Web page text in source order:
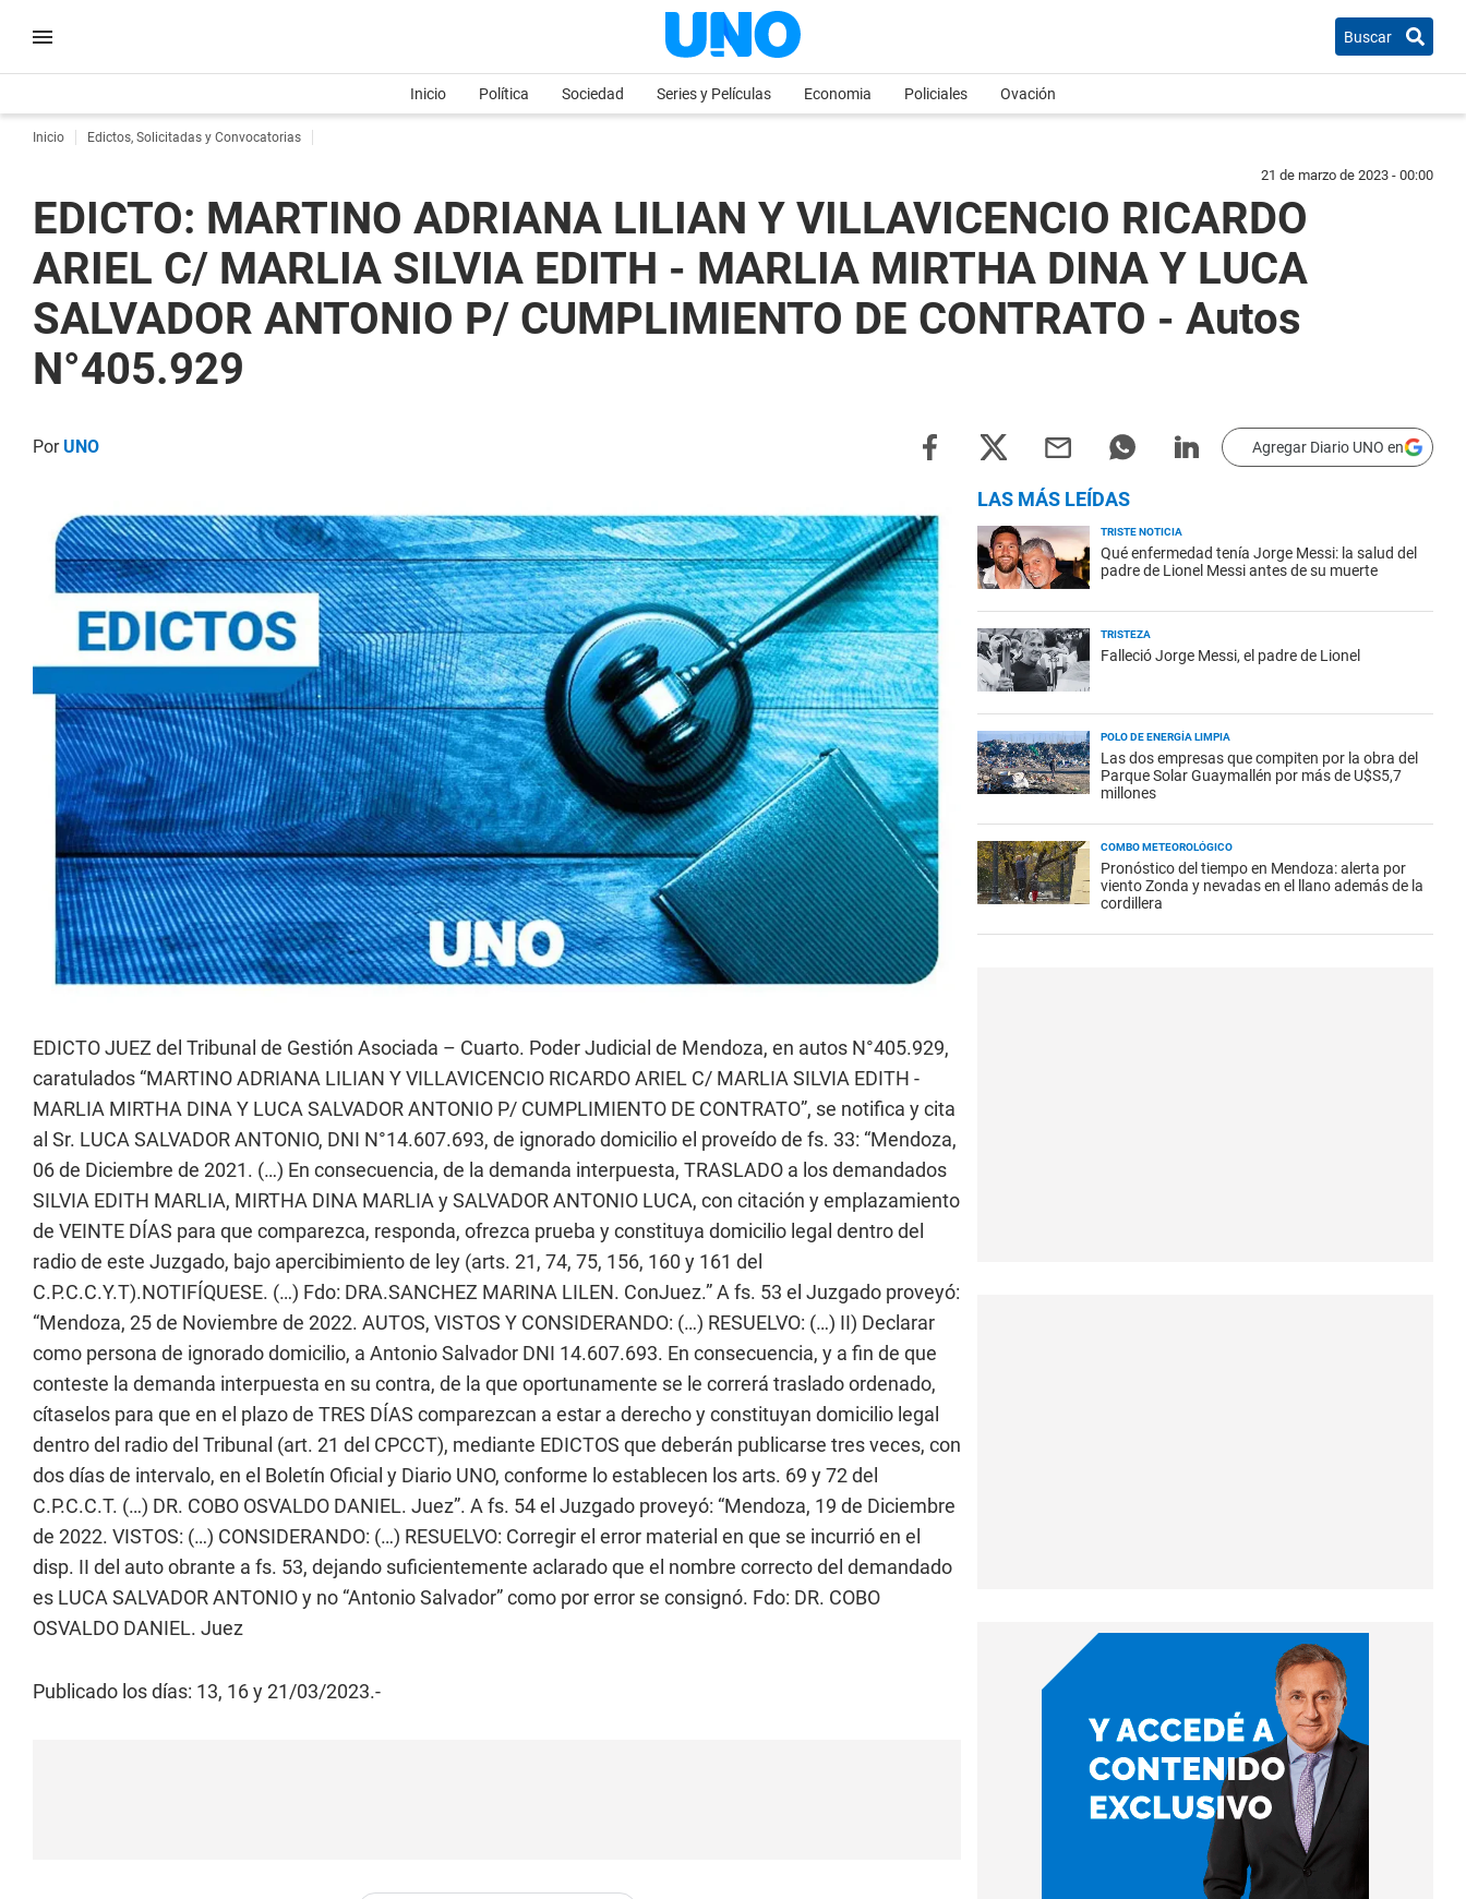
Buscar
Inicio Política Sociedad Series y Películas Economia Policiales Ovación
Inicio Edictos, Solicitadas y Convocatorias
21 de marzo de 2023 - 00:00
EDICTO: MARTINO ADRIANA LILIAN Y VILLAVICENCIO RICARDO
ARIEL C/ MARLIA SILVIA EDITH - MARLIA MIRTHA DINA Y LUCA
SALVADOR ANTONIO P/ CUMPLIMIENTO DE CONTRATO - Autos
N°405.929
PorUNO Agregar Diario UNO en
EDICTO JUEZ del Tribunal de Gestión Asociada – Cuarto. Poder Judicial de Mendoza, en autos N°405.929,
caratulados “MARTINO ADRIANA LILIAN Y VILLAVICENCIO RICARDO ARIEL C/ MARLIA SILVIA EDITH -
MARLIA MIRTHA DINA Y LUCA SALVADOR ANTONIO P/ CUMPLIMIENTO DE CONTRATO”, se notifica y cita
al Sr. LUCA SALVADOR ANTONIO, DNI N°14.607.693, de ignorado domicilio el proveído de fs. 33: “Mendoza,
06 de Diciembre de 2021. (…) En consecuencia, de la demanda interpuesta, TRASLADO a los demandados
SILVIA EDITH MARLIA, MIRTHA DINA MARLIA y SALVADOR ANTONIO LUCA, con citación y emplazamiento
de VEINTE DÍAS para que comparezca, responda, ofrezca prueba y constituya domicilio legal dentro del
radio de este Juzgado, bajo apercibimiento de ley (arts. 21, 74, 75, 156, 160 y 161 del
C.P.C.C.Y.T).NOTIFÍQUESE. (…) Fdo: DRA.SANCHEZ MARINA LILEN. ConJuez.” A fs. 53 el Juzgado proveyó:
“Mendoza, 25 de Noviembre de 2022. AUTOS, VISTOS Y CONSIDERANDO: (…) RESUELVO: (…) II) Declarar
como persona de ignorado domicilio, a Antonio Salvador DNI 14.607.693. En consecuencia, y a fin de que
conteste la demanda interpuesta en su contra, de la que oportunamente se le correrá traslado ordenado,
cítaselos para que en el plazo de TRES DÍAS comparezcan a estar a derecho y constituyan domicilio legal
dentro del radio del Tribunal (art. 21 del CPCCT), mediante EDICTOS que deberán publicarse tres veces, con
dos días de intervalo, en el Boletín Oficial y Diario UNO, conforme lo establecen los arts. 69 y 72 del
C.P.C.C.T. (…) DR. COBO OSVALDO DANIEL. Juez”. A fs. 54 el Juzgado proveyó: “Mendoza, 19 de Diciembre
de 2022. VISTOS: (…) CONSIDERANDO: (…) RESUELVO: Corregir el error material en que se incurrió en el
disp. II del auto obrante a fs. 53, dejando suficientemente aclarado que el nombre correcto del demandado
es LUCA SALVADOR ANTONIO y no “Antonio Salvador” como por error se consignó. Fdo: DR. COBO
OSVALDO DANIEL. Juez
Publicado los días: 13, 16 y 21/03/2023.-
LAS MÁS LEÍDAS
TRISTE NOTICIA
Qué enfermedad tenía Jorge Messi: la salud del
padre de Lionel Messi antes de su muerte
TRISTEZA
Falleció Jorge Messi, el padre de Lionel
POLO DE ENERGÍA LIMPIA
Las dos empresas que compiten por la obra del
Parque Solar Guaymallén por más de U$S5,7
millones
COMBO METEOROLÓGICO
Pronóstico del tiempo en Mendoza: alerta por
viento Zonda y nevadas en el llano además de la
cordillera